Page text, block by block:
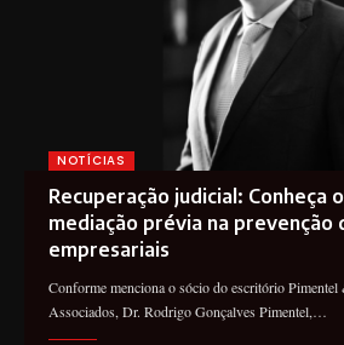
NOTÍCIAS
Recuperação judicial: Conheça
mediação prévia na prevenção
empresariais
Conforme menciona o sócio do escritório
Associados, Dr. Rodrigo Gonçalves Pimentel,…